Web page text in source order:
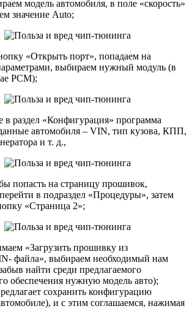
модель автомобиля, в поле «скорость»
значение Auto;
«Открыть порт», попадаем на
выбираем нужный модуль (в
PCM);
в раздел «Конфигурация» программа
автомобиля – VIN, тип кузова, КПП,
и т. д.,
попасть на страницу прошивок,
в подраздел «Процедуры», затем
«Страница 2»;
«Загрузить прошивку из
файла», выбираем необходимый нам
найти среди предлагаемого
обеспечения нужную модель авто);
сохранить конфигурацию
и с этим соглашаемся, нажимая